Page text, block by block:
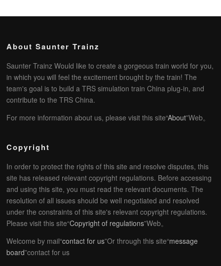
About Saunter Trainz
Saunter Trainz Would like to create a gorgeous train world for you,
in which you will feel the excitement brought by the train! The
team's goal is to build a TRS simulation train China plug-in, and
contribute to the TRS China.
For more information about us, please visit this site“About”Web。
Copyright
In order to protect the rights of this site and resolve disputes, this
site has released relevant copyright regulations. Before accessing
and using this site, you must read the relevant documents. The
resolution of all issues should be well negotiated and resolved
under the constraints of this site's relevant copyright regulations.
Please visit this site“Copyright of regulations”Web。
Welcome by mail“contact for us”Or through this site“message
board”contact for us